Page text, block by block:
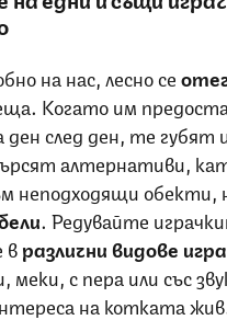
на нас, лесно се
Когато им
ден след ден, те губят
алтернативи,
неподходящи обекти,
. Редувайте
вразлични видове
с пера или със
на котката